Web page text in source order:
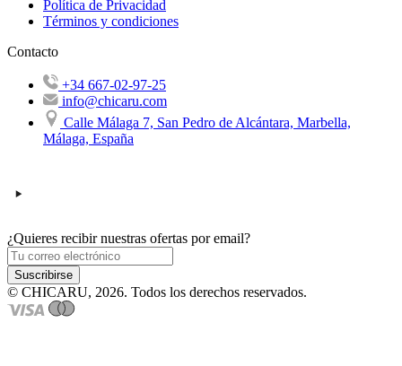
Política de Privacidad
Términos y condiciones
Contacto
+34 667-02-97-25
info@chicaru.com
Calle Málaga 7, San Pedro de Alcántara, Marbella,
Málaga, España
¿Quieres recibir nuestras ofertas por email?
Suscribirse
© CHICARU, 2026. Todos los derechos reservados.